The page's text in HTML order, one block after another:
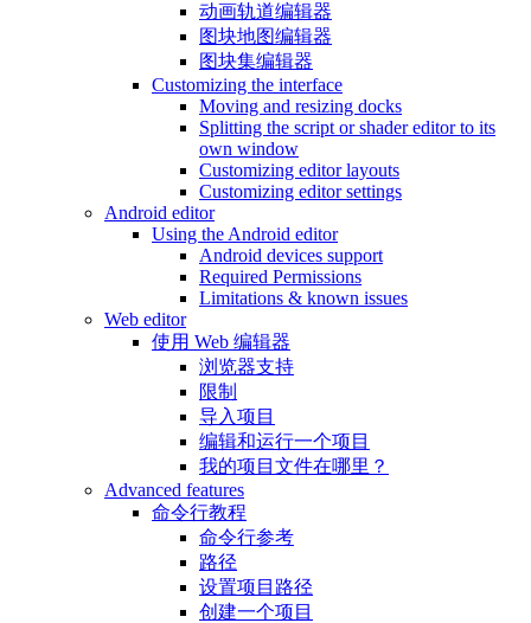
动画轨道编辑器
图块地图编辑器
图块集编辑器
Customizing the interface
Moving and resizing docks
Splitting the script or shader editor to its
own window
Customizing editor layouts
Customizing editor settings
Android editor
Using the Android editor
Android devices support
Required Permissions
Limitations & known issues
Web editor
使用 Web 编辑器
浏览器支持
限制
导入项目
编辑和运行一个项目
我的项目文件在哪里？
Advanced features
命令行教程
命令行参考
路径
设置项目路径
创建一个项目